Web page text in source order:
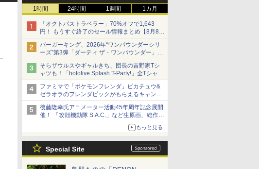
1時間 24時間 1週間 1カ月
「オクトパストラベラー」70%オフで1,643
円！ もうすぐ終了のセール情報まとめ【8月8日
更新】
ニンテンドーeショップでは「大神 絶景版」が
67%オフで990円
バーガーキング、2026年“ワンパウンダーシリ
ーズ”第3弾「ダーティ ザ・ワンパウンダー」を
8月7日発売
「特製ガーリックマヨソース」を使用した超大
型チーズバーガー
そらザウルスやギャルきち、団長の吉野家Tシ
ャツも！「hololive Splash T-Party!」全Tシャツ
ラインナップ公開＆オンライン販売開始
ファミマで「ポケモンフレンダ」ピカチュウ&
ゼラオラのフレンダピックがもらえるキャンペ
ーン開催！
後藤隆幸氏アニメーター活動45年周年記念展開
催！ 「攻殻機動隊 S.A.C.」など生原画、総作画
もっと見る
Special Site